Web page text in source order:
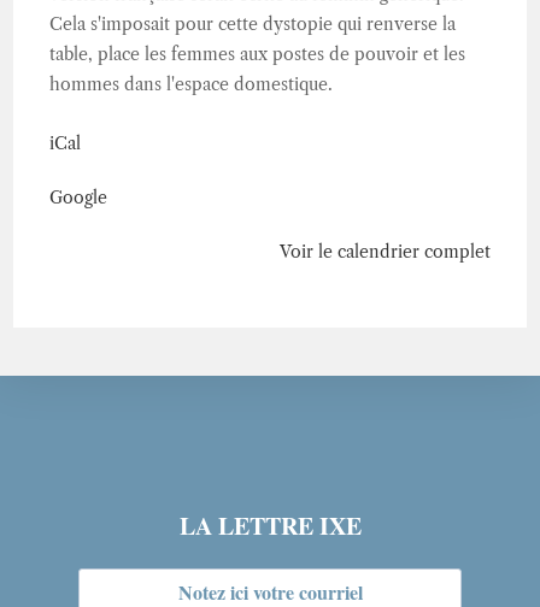
Cela s'imposait pour cette dystopie qui renverse la
table, place les femmes aux postes de pouvoir et les
hommes dans l'espace domestique.
iCal
Google
Voir le calendrier complet